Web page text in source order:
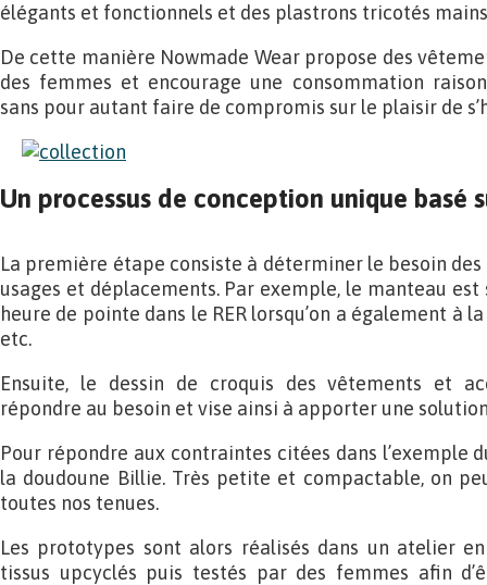
élégants et fonctionnels et des plastrons tricotés
De cette manière Nowmade Wear propose des
des femmes et encourage une consommation
sans pour autant faire de compromis sur le plaisir de
Un processus de conception unique basé
La première étape consiste à déterminer le besoin
usages et déplacements. Par exemple, le manteau
heure de pointe dans le RER lorsqu’on a également à
etc.
Ensuite, le dessin de croquis des vêtements et
répondre au besoin et vise ainsi à apporter une
Pour répondre aux contraintes citées dans l’exemple
la doudoune Billie. Très petite et compactable, on
toutes nos tenues.
Les prototypes sont alors réalisés dans un atelier
tissus upcyclés puis testés par des femmes afin